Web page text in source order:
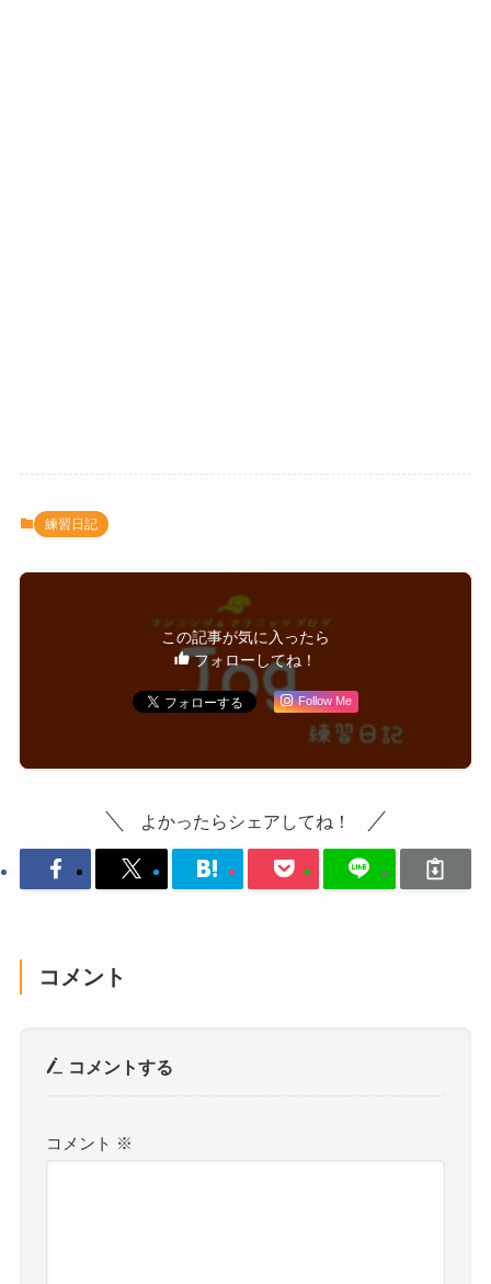
練習日記
この記事が気に入ったら
フォローしてね！
Follow Me
よかったらシェアしてね！
コメント
コメントする
コメント ※